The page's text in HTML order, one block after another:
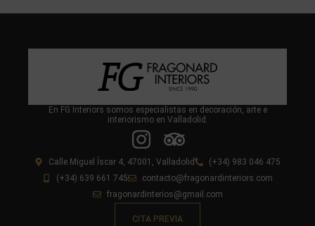
En FG Interiors somos especialistas en decoración, arte e
interiorismo en Valladolid.
Calle Miguel Íscar 4, 47001, Valladolid
(+34) 983 046 475
(+34) 639 661 745
contacto@fragonardinteriors.com
fragonardinterios@gmail.com
CITA PREVIA